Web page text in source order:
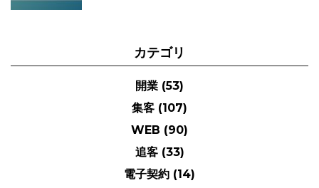
カテゴリ
開業 (53)
集客 (107)
WEB (90)
追客 (33)
電子契約 (14)